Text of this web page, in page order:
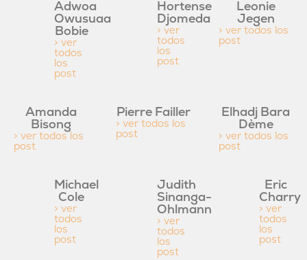
Adwoa
Owusuaa
Bobie
> ver
todos
los
post
Hortense
Djomeda
> ver
todos
los
post
Leonie
Jegen
> ver todos los
post
Amanda
Bisong
> ver todos los
post
Pierre Failler
> ver todos los
post
Elhadj Bara
Dème
> ver todos los
post
Michael
Cole
> ver
todos
los
post
Judith
Sinanga-
Ohlmann
> ver
todos
los
post
Eric
Charry
> ver
todos
los
post